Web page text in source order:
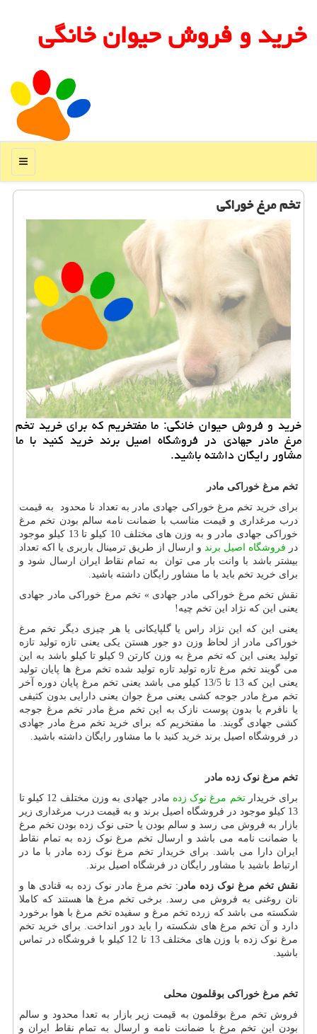
خرید و فروش حیوان خانگی
منو
تخم مرغ خوراكی
خرید و فروش حیوان خانگی: ما مفتخریم كه برای خرید تخم
مرغ مادر جهادی در فروشگاه اصیل برند خرید كنید با ما
مشاور رایگان داشته باشید.
تخم مرغ خوراکی مادر
برای خرید تخم مرغ خوراکی جهادی مادر به تعداد نا محدود به قیمت
درب مرغداری و قیمت مناسب با ضمانت نامه سالم بودن تخم مرغ
خوراکی جهادی مادر و به وزن های مختلف 10 کیلو تا 13 کیلو موجود
در فروشگاه اصیل برند و ارسال از طریق ترمینال باربری یا اکه تعداد
بیشتر باشد با وانت بار می توان به تمام نقاط ایران ارسال شود و
برای خرید تخم باید با ما مشاور رایگان داشته باشید.
نقش تخم مرغ خوراکی مادر جهادی » تخم مرغ خوراکی مادر جهادی
یعنی این که نژاد این تخم چیه!
یعنی این که این نژاد راس یا گلپایکانی یا هر چیزی دیگر تخم مرغ
خوراکی مادر از لحاظ وزن دو جور هستن یکی یعنی تازه تولید تازه
تولید یعنی این که تخم مرغ به وزن کارتن 9 کیلو تا کیلو باشد به این
می گویند تخم مرغ تازه تولید تازه تولید شده تخم مرغ ها پایان تولید
یعنی این که 13 تا 13/5 کیلو می باشد یعنی تخم مرغ پایان دوره آخر
تخم مرغ مادر جوجه کشی یعنی مرغ جوان یعنی دارایی بدون کثیفی
یا نافرم یا بدون پوست نازک به این تخم مرغ مادر تخم مرغ جوجه
کشی جهادی گویند. ما مفتخریم که برای خرید تخم مرغ مادر جهادی
در فروشگاه اصیل برند خرید کنید با ما مشاور رایگان داشته باشید.
تخم مرغ نوک زده مادر
برای خریدارتخم مرغ نوک زده
مادر جهادی به وزن مختلف 12 کیلو تا
13 کیلو موجود در فروشگاه اصیل برند و به قیمت درب مرغداری زیر
بازار به فروش می رسد و سالم بودن یا حتی نوک زده بودن تخم مرغ
با ضمانت نامه می باشد و ارسال تخم مرغ نوک زده به تمام نقاط
ایران دارا می باشد. برای خریدار تخم مرغ نوک زده مادر با ما در
ارتباط باشید با مشاور رایگان در فرشگاه اصیل برند.
نقش تخم مرغ نوک زده مادر : تخم مرغ مادر نوک زده به قنادی ها و
نان روغنی به فروش می رسد. برخی تخم مرغ ها هستند که کاملا
شکسته می باشد که زرده تخم مرغ و سفیده تخم مرغ با هوا برخورد
دارد و آن تخم مرغ های شکسته را باید دور انداخت. برای خرید تخم
مرغ نوک زده با وزن های مختلف 13 تا 12 کیلو با فروشگاه در تماس
باشید.
تخم مرغ خوراکی بوقلمون محلی
فروش تخم مرغ بوقلمون به قیمت زیر بازار به تعدا محدود و سالم
بودن این تخم مرغ با ضمانت نامه و ارسال به تمام نقاط ایران و